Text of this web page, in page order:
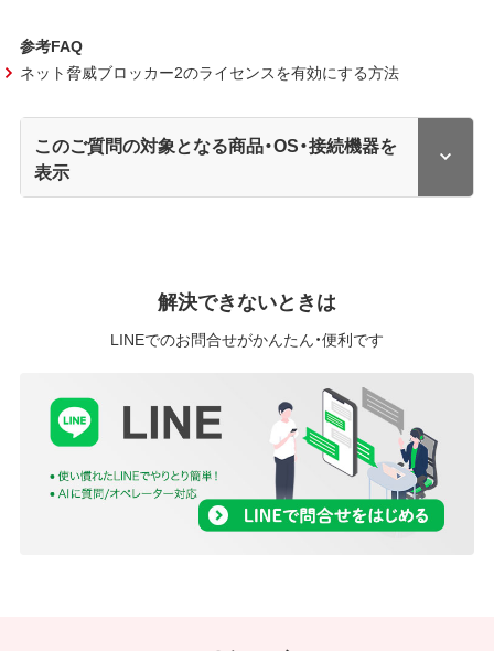
参考FAQ
ネット脅威ブロッカー2のライセンスを有効にする方法
このご質問の対象となる商品・OS・接続機器を
表示
解決できないときは
LINEでのお問合せがかんたん・便利です